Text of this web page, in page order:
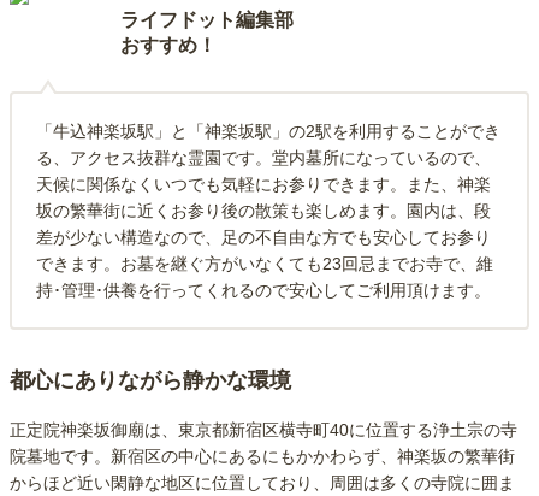
ライフドット編集部
おすすめ！
「牛込神楽坂駅」と「神楽坂駅」の2駅を利用することができ
る、アクセス抜群な霊園です。堂内墓所になっているので、
天候に関係なくいつでも気軽にお参りできます。また、神楽
坂の繁華街に近くお参り後の散策も楽しめます。園内は、段
差が少ない構造なので、足の不自由な方でも安心してお参り
できます。お墓を継ぐ方がいなくても23回忌までお寺で、維
持･管理･供養を行ってくれるので安心してご利用頂けます。
都心にありながら静かな環境
正定院神楽坂御廟は、東京都新宿区横寺町40に位置する浄土宗の寺
院墓地です。新宿区の中心にあるにもかかわらず、神楽坂の繁華街
からほど近い閑静な地区に位置しており、周囲は多くの寺院に囲ま